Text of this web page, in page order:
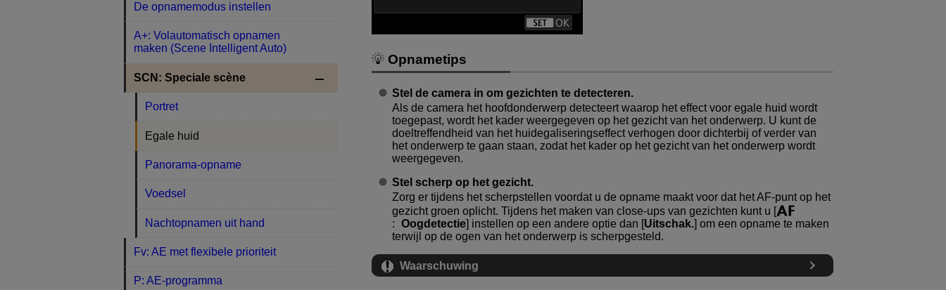
Opnametips
Stel de camera in om gezichten te detecteren.
Als de camera het hoofdonderwerp detecteert waarop het effect voor egale huid wordt
toegepast, wordt het kader weergegeven op het gezicht van het onderwerp. U kunt de
doeltreffendheid van het huidegaliseringseffect verhogen door dichterbij of verder van
het onderwerp te gaan staan, zodat het kader op het gezicht van het onderwerp wordt
weergegeven.
Stel scherp op het gezicht.
Zorg er tijdens het scherpstellen voordat u de opname maakt voor dat het AF-punt op het
gezicht groen oplicht. Tijdens het maken van close-ups van gezichten kunt u [
: Oogdetectie] instellen op een andere optie dan [Uitschak.] om een opname te maken
terwijl op de ogen van het onderwerp is scherpgesteld.
Waarschuwing
De opnamemodus instellen
A+: Volautomatisch opnamen
maken (Scene Intelligent Auto)
SCN: Speciale scène
Portret
Egale huid
Panorama-opname
Voedsel
Nachtopnamen uit hand
Fv: AE met flexibele prioriteit
P: AE-programma